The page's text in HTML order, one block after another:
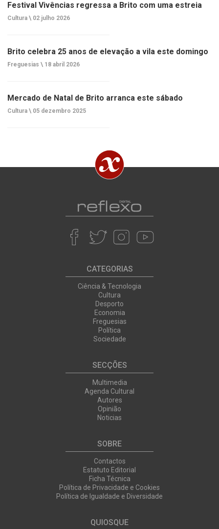
Festival Vivências regressa a Brito com uma estreia
Cultura \ 02 julho 2026
Brito celebra 25 anos de elevação a vila este domingo
Freguesias \ 18 abril 2026
Mercado de Natal de Brito arranca este sábado
Cultura \ 05 dezembro 2025
CATEGORIAS
Ciência & Tecnologia
Cultura
Desporto
Economia
Freguesias
Política
Sociedade
SECÇÕES
Multimedia
Agenda Cultural
Autores
Opinião
Noticias
SOBRE
Contactos
Estatuto Editorial
Ficha Técnica
Política de Privacidade e Cookies
Política de Igualdade e Diversidade
QUIOSQUE